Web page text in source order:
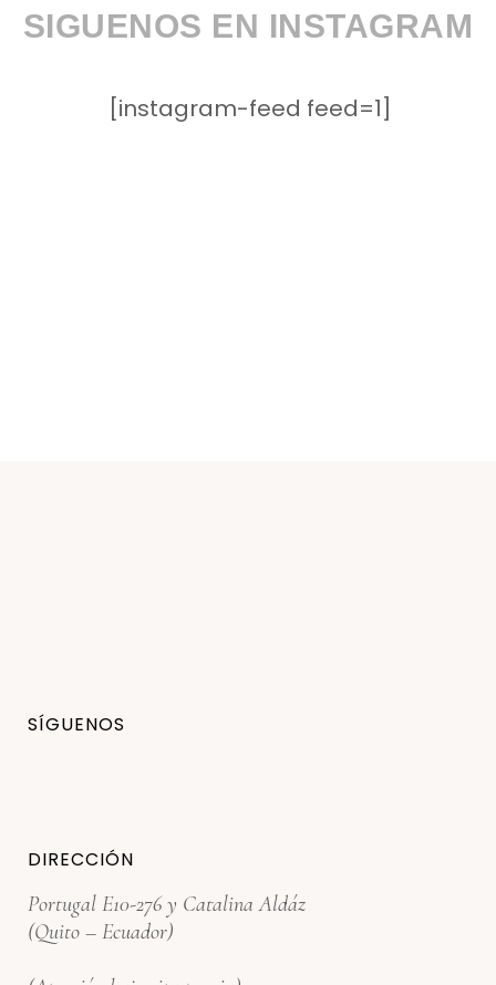
SIGUENOS EN INSTAGRAM
[instagram-feed feed=1]
SÍGUENOS
DIRECCIÓN
Portugal E10-276 y Catalina Aldáz
(Quito – Ecuador)